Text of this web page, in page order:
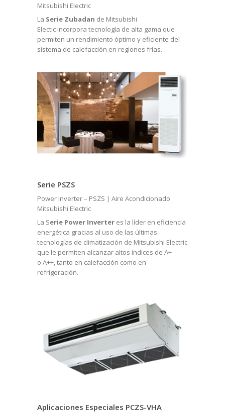
Mitsubishi Electric
La Serie Zubadan de Mitsubishi
Electic incorpora tecnología de alta gama que
permiten un rendimiento óptimo y eficiente del
sistema de calefacción en regiones frías.
Serie PSZS
Power Inverter – PSZS | Aire Acondicionado
Mitsubishi Electric
La Serie Power Inverter es la líder en eficiencia
energética gracias al uso de las últimas
tecnologías de climatización de Mitsubishi Electric
que le permiten alcanzar altos indices de A+
o A++, tanto en calefacción como en
refrigeración.
Aplicaciones Especiales PCZS-VHA